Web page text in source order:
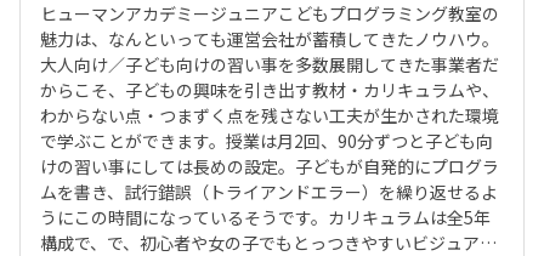
ヒューマンアカデミージュニアこどもプログラミング教室の
魅力は、なんといっても運営会社が蓄積してきたノウハウ。
大人向け／子ども向けの習い事を多数展開してきた事業者だ
からこそ、子どもの興味を引き出す教材・カリキュラムや、
わからない点・つまずく点を残さない工夫が生かされた環境
で学ぶことができます。授業は月2回、90分ずつと子ども向
けの習い事にしては長めの設定。子どもが自発的にプログラ
ムを書き、試行錯誤（トライアンドエラー）を繰り返せるよ
うにこの時間になっているそうです。カリキュラムは全5年
構成で、で、初心者や女の子でもとっつきやすいビジュアル